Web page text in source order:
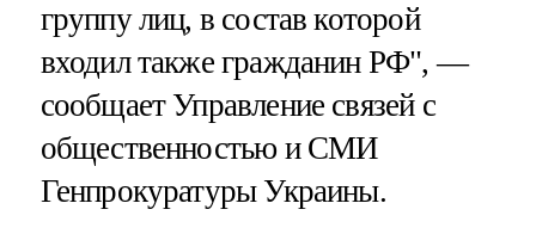
группу лиц, в состав которой
входил также гражданин РФ", —
сообщает Управление связей с
общественностью и СМИ
Генпрокуратуры Украины.